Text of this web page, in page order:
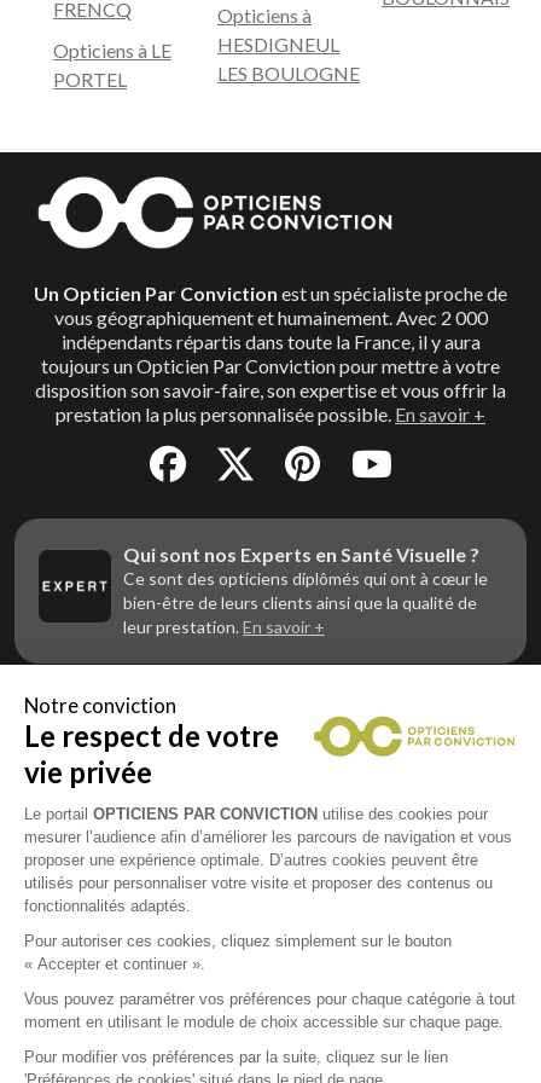
FRENCQ
Opticiens à LE
PORTEL
Opticiens à
HESDIGNEUL
LES BOULOGNE
Un Opticien Par Conviction est un spécialiste proche de
vous géographiquement et humainement. Avec 2 000
indépendants répartis dans toute la France, il y aura
toujours un Opticien Par Conviction pour mettre à votre
disposition son savoir-faire, son expertise et vous offrir la
prestation la plus personnalisée possible. En savoir +
Qui sont nos Experts en Santé Visuelle ?
Ce sont des opticiens diplômés qui ont à cœur le
bien-être de leurs clients ainsi que la qualité de
leur prestation.En savoir +
Vous êtes un professionnel de la vue et
vous souhaitez nous rejoindre ?
Contactez Alliance Optic, la centrale d’achats et
d’accompagnement des opticiens indépendants
Notre conviction
Le respect de votre
vie privée
Le portail OPTICIENS PAR CONVICTION utilise des cookies pour
mesurer l’audience afin d’améliorer les parcours de navigation et vous
proposer une expérience optimale. D’autres cookies peuvent être
utilisés pour personnaliser votre visite et proposer des contenus ou
fonctionnalités adaptés.
Pour autoriser ces cookies, cliquez simplement sur le bouton
« Accepter et continuer ».
Vous pouvez paramétrer vos préférences pour chaque catégorie à tout
moment en utilisant le module de choix accessible sur chaque page.
Pour modifier vos préférences par la suite, cliquez sur le lien
'Préférences de cookies' situé dans le pied de page.